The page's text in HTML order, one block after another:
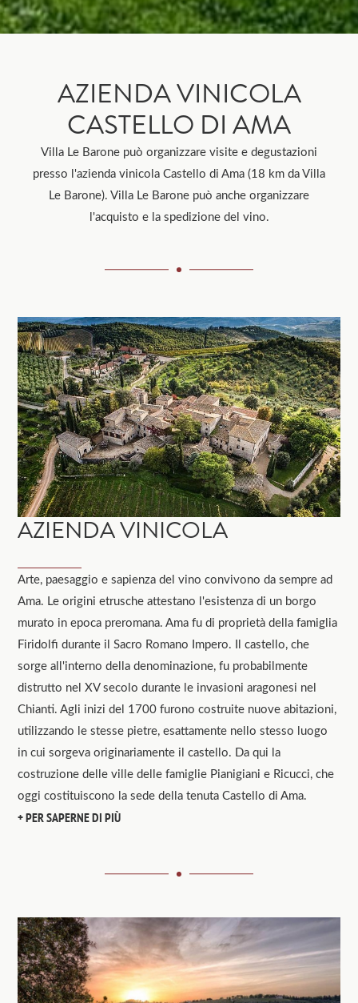
AZIENDA VINICOLA
CASTELLO DI AMA
Villa Le Barone può organizzare visite e degustazioni
presso l'azienda vinicola Castello di Ama (18 km da Villa
Le Barone). Villa Le Barone può anche organizzare
l'acquisto e la spedizione del vino.
AZIENDA VINICOLA
Arte, paesaggio e sapienza del vino convivono da sempre ad
Ama. Le origini etrusche attestano l'esistenza di un borgo
murato in epoca preromana. Ama fu di proprietà della famiglia
Firidolfi durante il Sacro Romano Impero. Il castello, che
sorge all'interno della denominazione, fu probabilmente
distrutto nel XV secolo durante le invasioni aragonesi nel
Chianti. Agli inizi del 1700 furono costruite nuove abitazioni,
utilizzando le stesse pietre, esattamente nello stesso luogo
in cui sorgeva originariamente il castello. Da qui la
costruzione delle ville delle famiglie Pianigiani e Ricucci, che
oggi costituiscono la sede della tenuta Castello di Ama.
PER SAPERNE DI PIÙ